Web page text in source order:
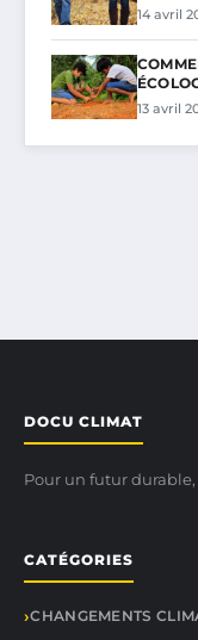
14 avril
13 avril
DOCU CLIMAT
Pour un futur
CATÉGORIES
CHANGEMENTS